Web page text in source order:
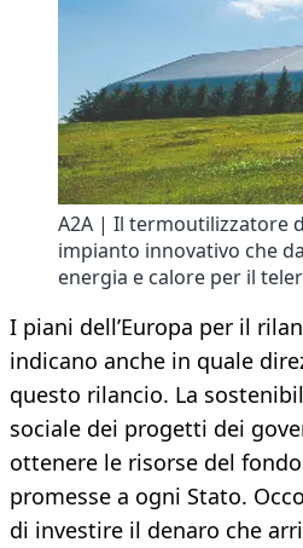
A2A | Il termoutilizzatore
impianto innovativo che
energia e calore per il
I piani dell’Europa per il
indicano anche in quale
questo rilancio. La
sociale dei progetti dei
ottenere le risorse del
promesse a ogni Stato.
di investire il denaro che